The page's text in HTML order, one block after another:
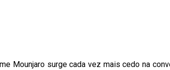
Mounjaro surge cada vez mais cedo na